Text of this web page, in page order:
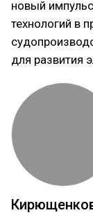
новый
технологий в
для развития